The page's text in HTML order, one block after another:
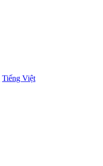
Tiếng Việt